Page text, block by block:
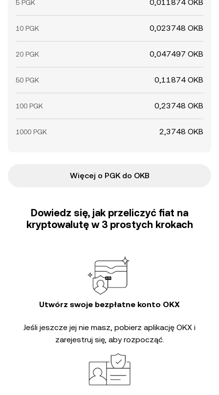
5 PGK 0,011874 OKB
10 PGK 0,023748 OKB
20 PGK 0,047497 OKB
50 PGK 0,11874 OKB
100 PGK 0,23748 OKB
1000 PGK 2,3748 OKB
Więcej o PGK do OKB
Dowiedz się, jak przeliczyć fiat na
kryptowalutę w 3 prostych krokach
Utwórz swoje bezpłatne konto OKX
Jeśli jeszcze jej nie masz, pobierz aplikację OKX i
zarejestruj się, aby rozpocząć.